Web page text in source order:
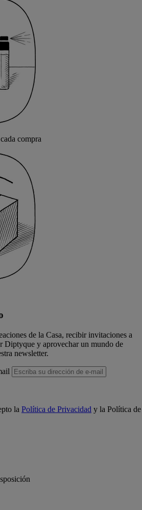
compra
de la Casa, recibir invitaciones a
Diptyque y aprovechar un mundo de
newsletter.
la Política de Privacidad y la Política de